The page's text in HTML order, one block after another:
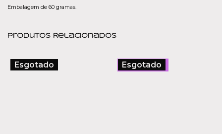
Embalagem de 60 gramas.
Produtos Relacionados
Esgotado Esgotado
Promoção!